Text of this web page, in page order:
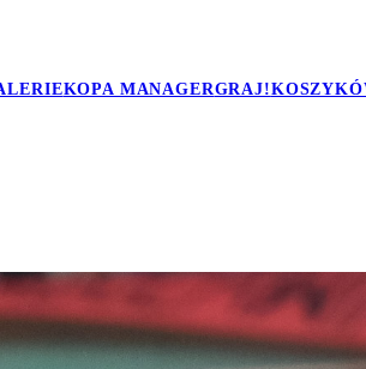
KOPA MANAGERGRAJ!